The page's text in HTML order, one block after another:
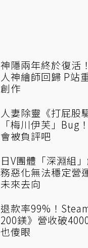
神隱兩年終於復活
人神繪師回歸 P站
創作
人妻除靈《打屁股
「梅川伊芙」Bug
會被負評吧
日V團體「深淵組
務惡化無法穩定營
未來去向
退款率99%！
200鎂》營收破
也傻眼